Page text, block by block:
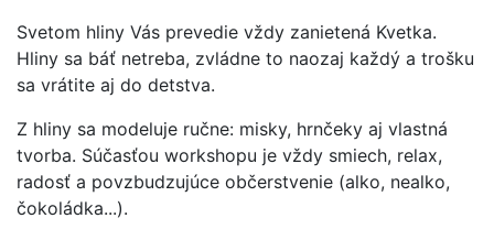
Svetom hliny Vás prevedie vždy zanietená Kvetka.
Hliny sa báť netreba, zvládne to naozaj každý a trošku
sa vrátite aj do detstva.
Z hliny sa modeluje ručne: misky, hrnčeky aj vlastná
tvorba. Súčasťou workshopu je vždy smiech, relax,
radosť a povzbudzujúce občerstvenie (alko, nealko,
čokoládka...).